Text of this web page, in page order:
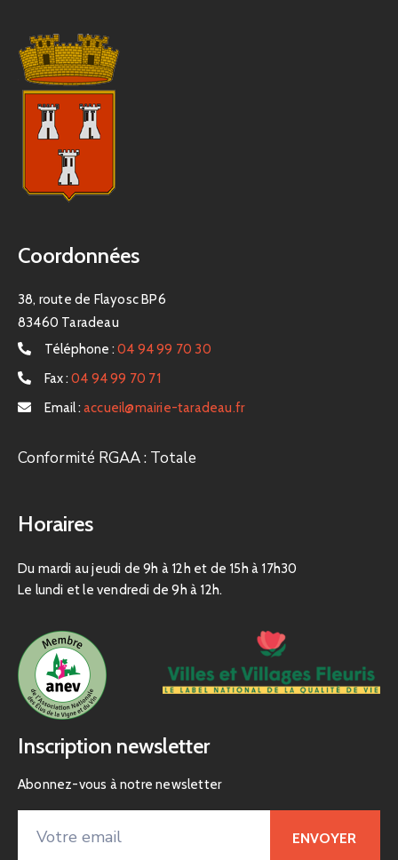
Coordonnées
38, route de Flayosc BP6
83460 Taradeau
Téléphone : 04 94 99 70 30
Fax : 04 94 99 70 71
Email : accueil@mairie-taradeau.fr
Conformité RGAA : Totale
Horaires
Du mardi au jeudi de 9h à 12h et de 15h à 17h30
Le lundi et le vendredi de 9h à 12h.
Inscription newsletter
Abonnez-vous à notre newsletter